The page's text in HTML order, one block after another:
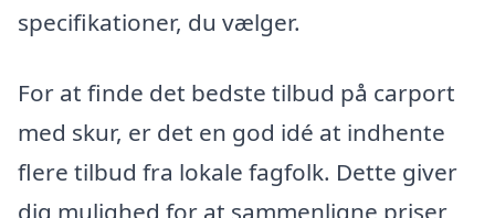
specifikationer, du vælger.
For at finde det bedste tilbud på carport
med skur, er det en god idé at indhente
flere tilbud fra lokale fagfolk. Dette giver
dig mulighed for at sammenligne priser